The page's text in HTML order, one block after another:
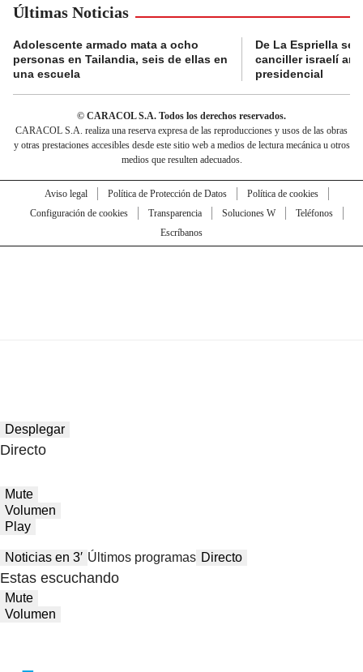
Últimas Noticias
Adolescente armado mata a ocho
personas en Tailandia, seis de ellas en
una escuela
De La Espriella se
canciller israelí
presidencial
© CARACOL S.A. Todos los derechos reservados.
CARACOL S.A. realiza una reserva expresa de las reproducciones y usos de las obras
y otras prestaciones accesibles desde este sitio web a medios de lectura mecánica u otros
medios que resulten adecuados.
Aviso legal Política de Protección de Datos
Política de cookies
Configuración de cookies
Transparencia Soluciones W
Teléfonos
Escríbanos
Desplegar
Directo
Mute
Volumen
Play
Noticias en 3′ Últimos programas Directo
Estas escuchando
Mute
Volumen